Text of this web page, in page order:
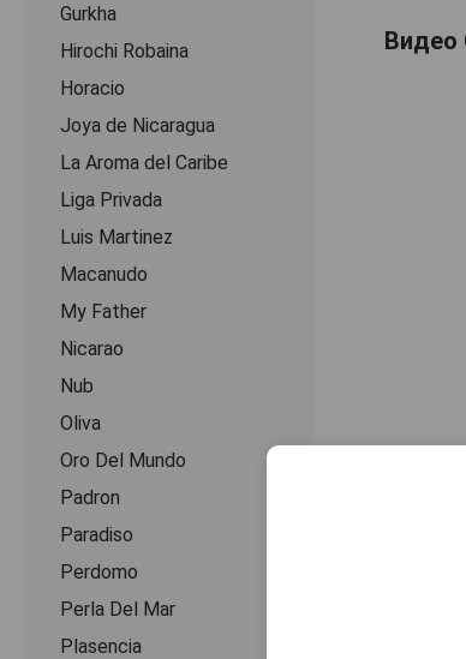
Gurkha
Hirochi Robaina
Horacio
Joya de Nicaragua
La Aroma del Caribe
Liga Privada
Luis Martinez
Macanudo
My Father
Nicarao
Nub
Oliva
Oro Del Mundo
Padron
Paradiso
Perdomo
Perla Del Mar
Plasencia
Видео